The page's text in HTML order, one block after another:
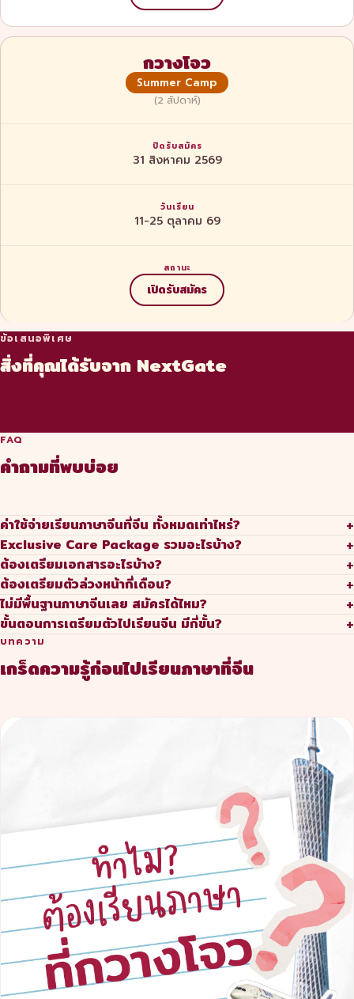
กวางโจว
Summer Camp
(2 สัปดาห์)
31 สิงหาคม 2569
11-25 ตุลาคม 69
เปิดรับสมัคร
ข้อเสนอพิเศษ
สิ่งที่คุณได้รับจาก NextGate
ปรับพื้นฐานฟรี 20 ชั่วโมง
นักเรียนระยะยาวได้รับคอร์สปรับพื้นฐานภาษาจีนฟรีก่อนบิน ไม่
ต้องกังวลถ้ายังไม่มีพื้นฐาน
ฟรีประกันสุขภาพ
ครอบคลุมตลอดระยะเวลาโครงการ ดูแลทั้งอุบัติเหตุและการ
ดูแลครบตั้งแต่ก่อนบิน
FAQ
คำถามที่พบบ่อย
ค่าใช้จ่ายเรียนภาษาจีนที่จีน ทั้งหมดเท่าไหร่? +
Exclusive Care Package รวมอะไรบ้าง? +
ต้องเตรียมเอกสารอะไรบ้าง? +
ต้องเตรียมตัวล่วงหน้ากี่เดือน? +
ไม่มีพื้นฐานภาษาจีนเลย สมัครได้ไหม? +
ขั้นตอนการเตรียมตัวไปเรียนจีน มีกี่ขั้น? +
บทความ
เกร็ดความรู้ก่อนไปเรียนภาษาที่จีน